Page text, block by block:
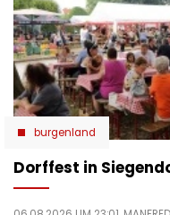
burgenland
Dorffest in